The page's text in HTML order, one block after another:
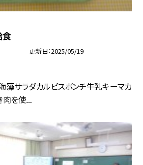
食
更新日 2025/05/19
藻サラダカルピスポンチ牛乳キーマカ
肉を使...